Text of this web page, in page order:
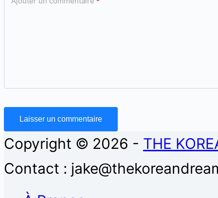
Laisser un commentaire
Copyright © 2026 - THE
Contact :